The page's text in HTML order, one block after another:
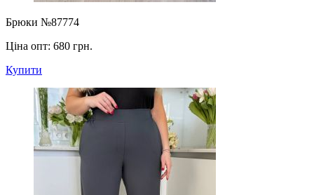
Брюки №87774
Ціна опт: 680 грн.
Купити